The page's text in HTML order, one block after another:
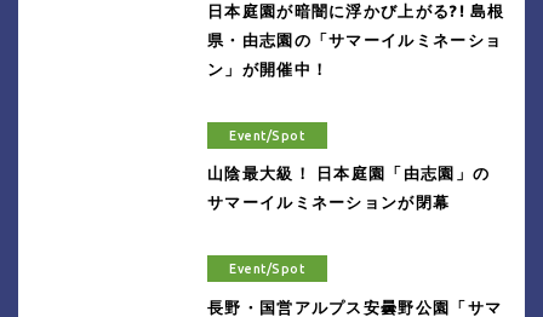
日本庭園が暗闇に浮かび上がる?! 島根
県・由志園の「サマーイルミネーショ
ン」が開催中！
Event/Spot
山陰最大級！ 日本庭園「由志園」の
サマーイルミネーションが閉幕
Event/Spot
長野・国営アルプス安曇野公園「サマ